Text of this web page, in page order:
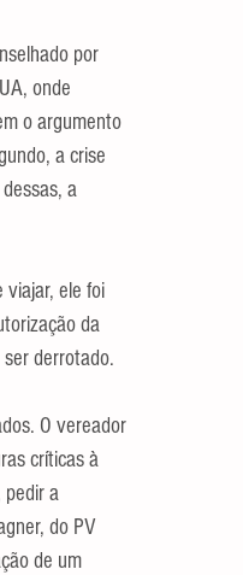
por
onde
o argumento
a crise
a
viajar, ele foi
da
derrotado.
O vereador
críticas à
pedir a
do PV
de um